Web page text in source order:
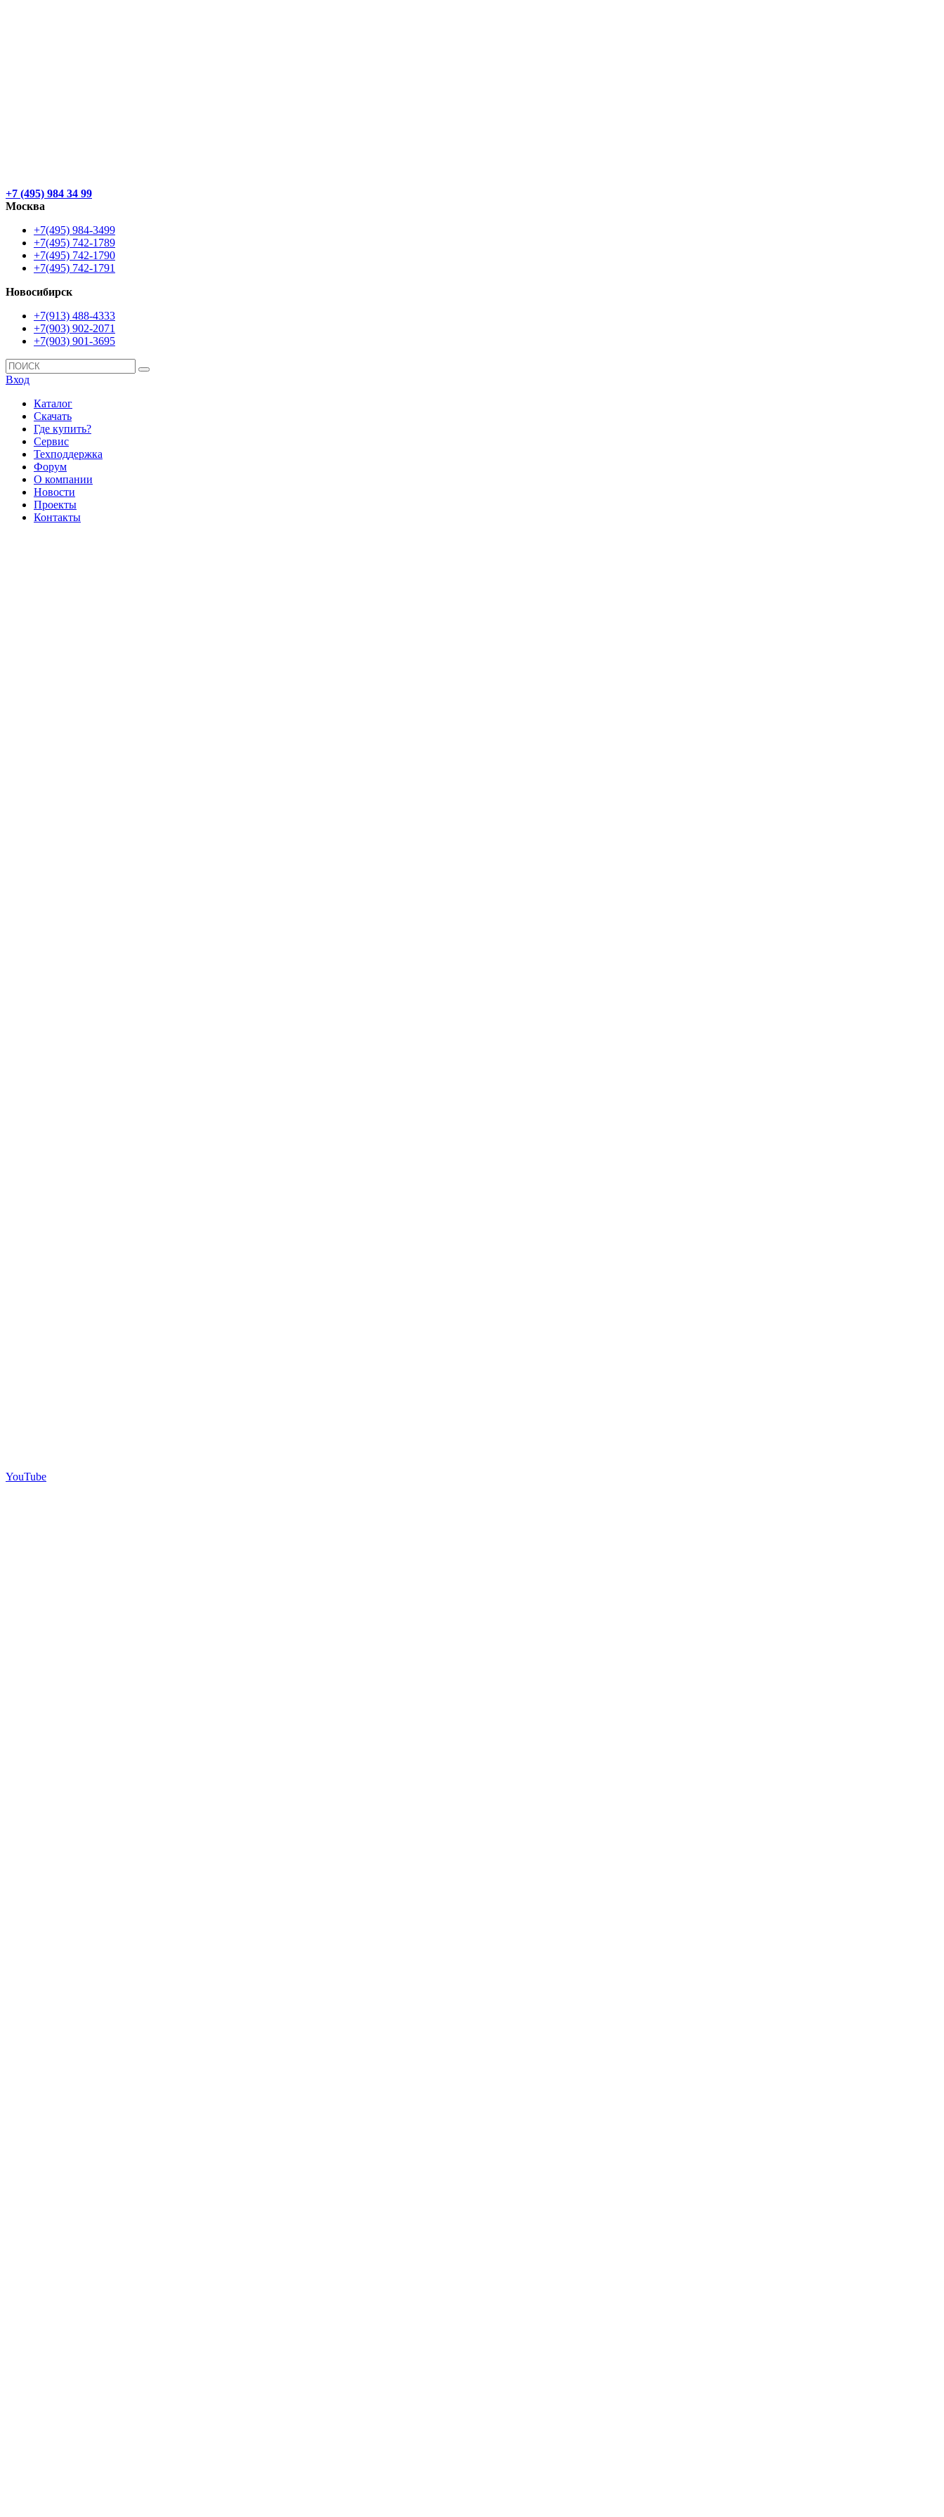
+7 (495) 984 34 99
Москва
+7(495) 984-3499
+7(495) 742-1789
+7(495) 742-1790
+7(495) 742-1791
Новосибирск
+7(913) 488-4333
+7(903) 902-2071
+7(903) 901-3695
Вход
Каталог
Скачать
Где купить?
Сервис
Техподдержка
Форум
О компании
Новости
Проекты
Контакты
YouTube